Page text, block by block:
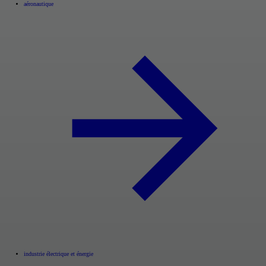
aéronautique
industrie électrique et énergie